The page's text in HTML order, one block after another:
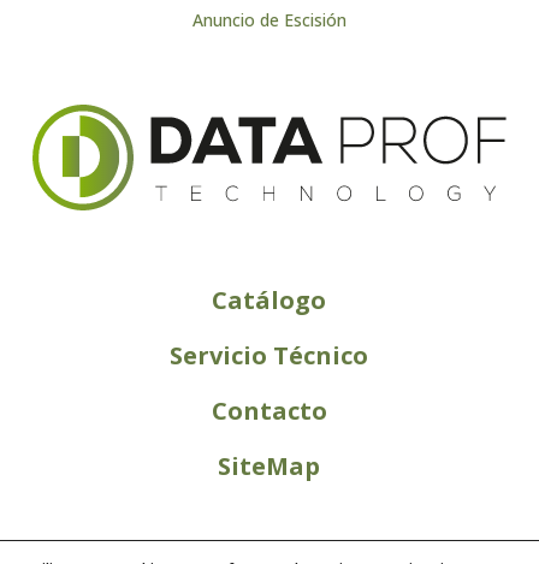
Anuncio de Escisión
Catálogo
Servicio Técnico
Contacto
SiteMap